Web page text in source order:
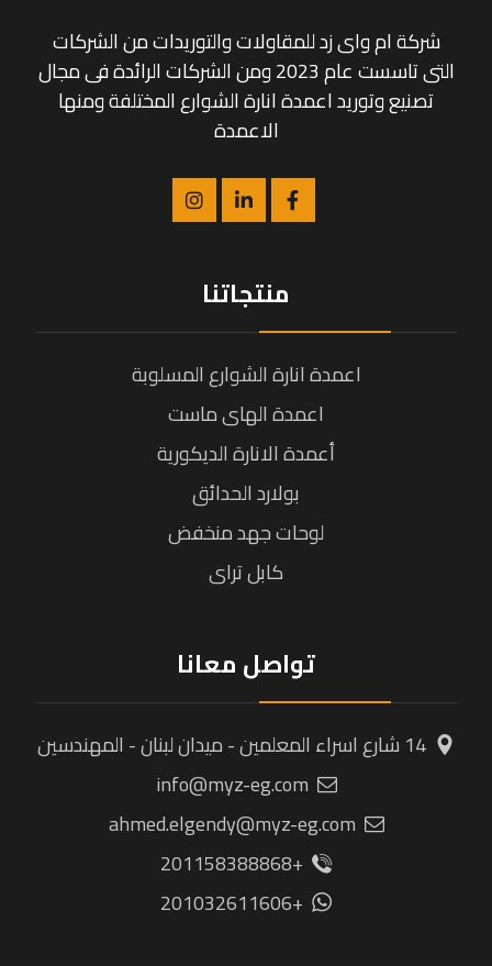
شركة ام واى زد للمقاولات والتوريدات من الشركات
التى تاسست عام 2023 ومن الشركات الرائدة فى مجال
تصنيع وتوريد اعمدة انارة الشوارع المختلفة ومنها
الاعمدة
منتجاتنا
اعمدة انارة الشوارع المسلوبة
اعمدة الهاى ماست
أعمدة الانارة الديكورية
بولارد الحدائق
لوحات جهد منخفض
كابل تراى
تواصل معانا
14 شارع اسراء المعلمين - ميدان لبنان - المهندسين
info@myz-eg.com
ahmed.elgendy@myz-eg.com
+201158388868
+201032611606